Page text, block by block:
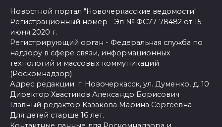
Новостной портал "Новочеркасские ведомости"
Регистрационный номер - Эл № ФС77-78482 от 15
июня 2020 г.
Регистрирующий орган - Федеральная служба по
надзору в сфере связи, информационных
технологий и массовых коммуникаций
(Роскомнадзор)
Адрес редакции: г. Новочеркасск, ул. Думенко, д. 10
Директор Хвастиков Александр Борисович
Главный редактор Казакова Марина Сергеевна
Для детей старше 16 лет.